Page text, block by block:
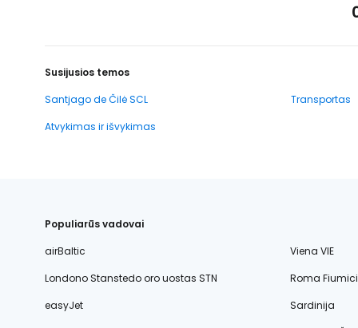
Susijusios temos
Santjago de Čilė SCL
Transportas
Atvykimas ir išvykimas
Populiarūs vadovai
airBaltic
Viena VIE
Londono Stanstedo oro uostas STN
Roma
easyJet
Sardinija